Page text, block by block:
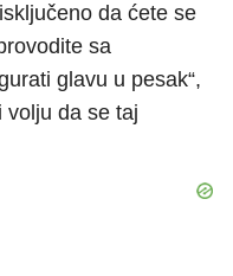
da ćete se
sa
glavu u pesak“,
volju da se taj